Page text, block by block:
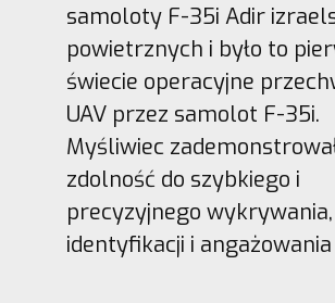
samoloty F-35i Adir
powietrznych i było to
świecie operacyjne
UAV przez samolot F-35i.
Myśliwiec
zdolność do szybkiego i
precyzyjnego wykrywania,
identyfikacji i